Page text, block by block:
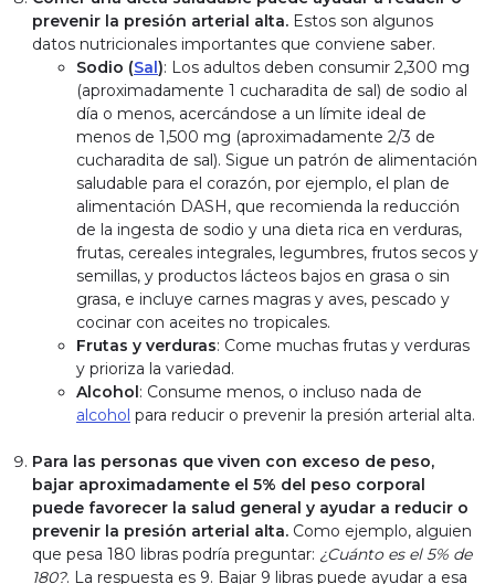
prevenir la presión arterial alta. Estos son algunos
datos nutricionales importantes que conviene saber.
Sodio (Sal): Los adultos deben consumir 2,300 mg
(aproximadamente 1 cucharadita de sal) de sodio al
día o menos, acercándose a un límite ideal de
menos de 1,500 mg (aproximadamente 2/3 de
cucharadita de sal). Sigue un patrón de alimentación
saludable para el corazón, por ejemplo, el plan de
alimentación DASH, que recomienda la reducción
de la ingesta de sodio y una dieta rica en verduras,
frutas, cereales integrales, legumbres, frutos secos y
semillas, y productos lácteos bajos en grasa o sin
grasa, e incluye carnes magras y aves, pescado y
cocinar con aceites no tropicales.
Frutas y verduras: Come muchas frutas y verduras
y prioriza la variedad.
Alcohol: Consume menos, o incluso nada de
alcohol para reducir o prevenir la presión arterial alta.
Para las personas que viven con exceso de peso,
bajar aproximadamente el 5% del peso corporal
puede favorecer la salud general y ayudar a reducir o
prevenir la presión arterial alta. Como ejemplo, alguien
que pesa 180 libras podría preguntar: ¿Cuánto es el 5% de
180?. La respuesta es 9. Bajar 9 libras puede ayudar a esa